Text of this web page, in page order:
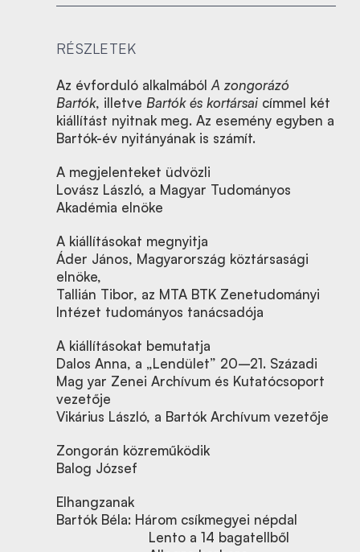
RÉSZLETEK
Az évforduló alkalmából A zongorázó
Bartók, illetve Bartók és kortársai címmel két
kiállítást nyitnak meg. Az esemény egyben a
Bartók-év nyitányának is számít.
A megjelenteket üdvözli
Lovász László, a Magyar Tudományos
Akadémia elnöke
A kiállításokat megnyitja
Áder János, Magyarország köztársasági
elnöke,
Tallián Tibor, az MTA BTK Zenetudományi
Intézet tudományos tanácsadója
A kiállításokat bemutatja
Dalos Anna, a „Lendület” 20–21. Századi
Mag yar Zenei Archívum és Kutatócsoport
vezetője
Vikárius László, a Bartók Archívum vezetője
Zongorán közreműködik
Balog József
Elhangzanak
Bartók Béla: Három csíkmegyei népdal
Lento a 14 bagatellből